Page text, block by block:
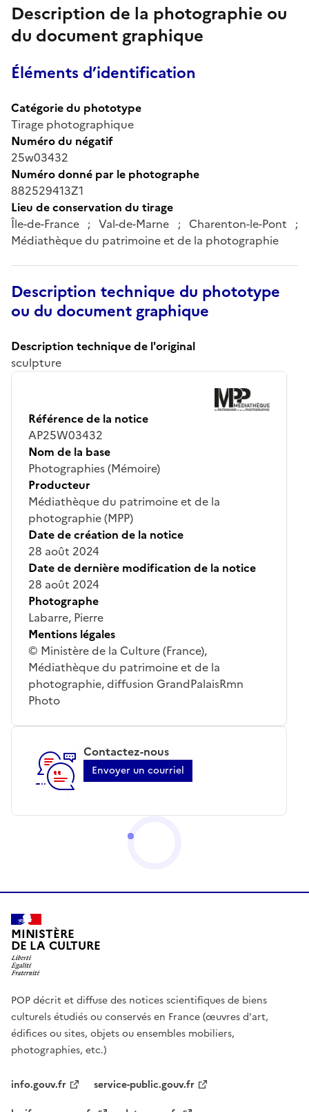
Description de la photographie ou
du document graphique
Éléments d’identification
Catégorie du phototype
Tirage photographique
Numéro du négatif
25w03432
Numéro donné par le photographe
882529413Z1
Lieu de conservation du tirage
Île-de-France ; Val-de-Marne ; Charenton-le-Pont ;
Médiathèque du patrimoine et de la photographie
Description technique du phototype
ou du document graphique
Description technique de l'original
sculpture
Référence de la notice
AP25W03432
Nom de la base
Photographies (Mémoire)
Producteur
Médiathèque du patrimoine et de la
photographie (MPP)
Date de création de la notice
28 août 2024
Date de dernière modification de la notice
28 août 2024
Photographe
Labarre, Pierre
Mentions légales
© Ministère de la Culture (France),
Médiathèque du patrimoine et de la
photographie, diffusion GrandPalaisRmn
Photo
Contactez-nous
Envoyer un courriel
MINISTÈRE
DE LA CULTURE
POP décrit et diffuse des notices scientifiques de biens
culturels étudiés ou conservés en France (œuvres d'art,
édifices ou sites, objets ou ensembles mobiliers,
photographies, etc.)
info.gouv.fr
service-public.gouv.fr